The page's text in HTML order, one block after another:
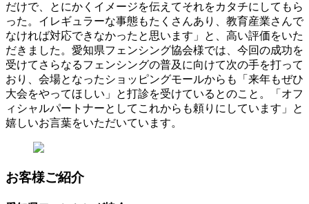
だけで、とにかくイメージを伝えてそれをカタチにしてもら
った。イレギュラーな事態もたくさんあり、教育産業さんで
なければ対応できなかったと思います」と、高い評価をいた
だきました。愛知県フェンシング協会様では、今回の成功を
受けてさらなるフェンシングの普及に向けて次の手を打って
おり、会場となったショッピングモールからも「来年もぜひ
大会をやってほしい」と打診を受けているとのこと。「オフ
ィシャルパートナーとしてこれからも頼りにしています」と
嬉しいお言葉をいただいています。
お客様ご紹介